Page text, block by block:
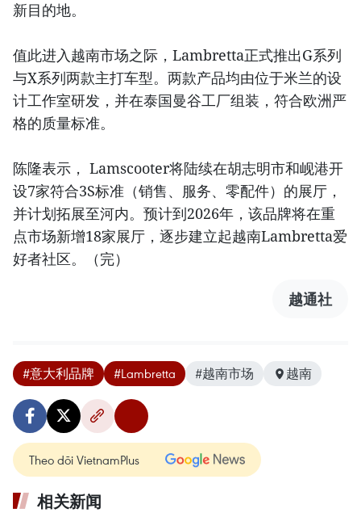
新目的地。
值此进入越南市场之际，Lambretta正式推出G系列
与X系列两款主打车型。两款产品均由位于米兰的设
计工作室研发，并在泰国曼谷工厂组装，符合欧洲严
格的质量标准。
陈隆表示， Lamscooter将陆续在胡志明市和岘港开
设7家符合3S标准（销售、服务、零配件）的展厅，
并计划拓展至河内。预计到2026年，该品牌将在重
点市场新增18家展厅，逐步建立起越南Lambretta爱
好者社区。（完）
越通社
#意大利品牌 #Lambretta #越南市场 越南
Theo dõi VietnamPlus
相关新闻